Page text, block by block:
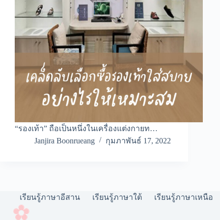
“รองเท้า” ถือเป็นหนึ่งในเครื่องแต่งกายท…
Janjira Boonrueang
กุมภาพันธ์ 17, 2022
เรียนรู้ภาษาอีสาน เรียนรู้ภาษาใต้ เรียนรู้ภาษาเหนือ